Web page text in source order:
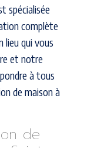
spécialisée
complète
lieu qui vous
et notre
à tous
de maison à
de